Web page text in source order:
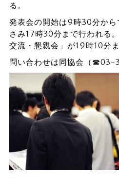
る。
発表会の開始は9時30分か
さみ17時30分まで行われる
交流・懇親会」が19時10分ま
問い合わせは同協会（☎03-